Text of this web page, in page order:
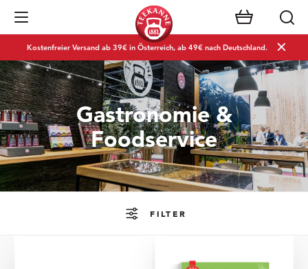
Navigation öffnen
Kostenfreier Versand ab 39€ in Österreich, ab 49€ nach Deutschland.
Gastronomie &
Foodservice
FILTER